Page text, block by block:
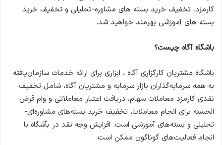
کارمزد، تخفیف خرید بسته های مشاوره-تحلیلی و تخفیف خرید
بسته های آموزشی بهرمند خواهید شد.
باشگاه آگاه چیست؟
باشگاه مشتریان کارگزاری آگاه ، ابزاری برای ارائه خدمات سازمان‌یافته
به همه سرمایه‌گذاران بازار سرمایه و مشتریان آگاه، شامل تخفیف
نقدی کارمزد معاملات سهام، دریافت اعتبار معاملاتی و وام قرض
الحسنه برای انجام معاملات، تخفیف خرید بسته‌های مشاوره‌ای-
تحلیلی و بسته‌های آموزشی است. افزایش وجه نقد در بآشگاه با
انجام فعالیت‌های گوناگون ممکن است.